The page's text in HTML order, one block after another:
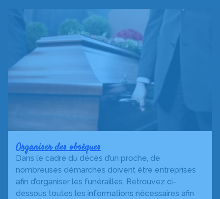
Organiser des obsèques
Dans le cadre du décès d’un proche, de
nombreuses démarches doivent être entreprises
afin d’organiser les funérailles. Retrouvez ci-
dessous toutes les informations nécessaires afin